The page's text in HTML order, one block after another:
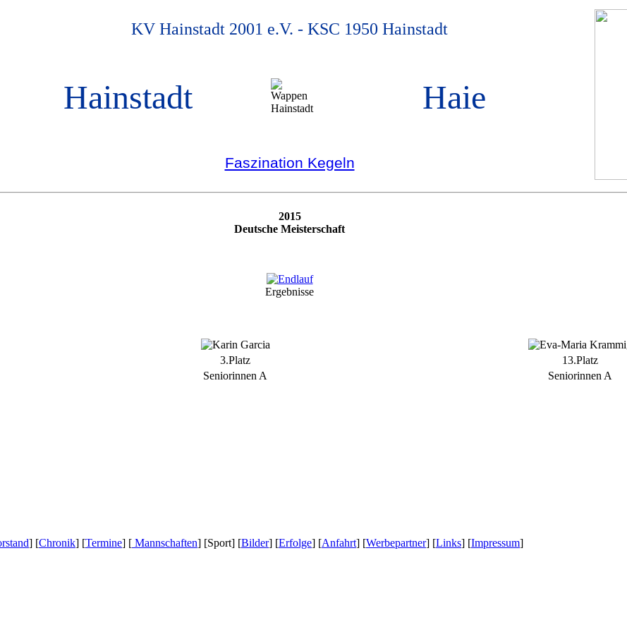
KV Hainstadt 2001 e.V. - KSC 1950 Hainstadt
Hainstadt Haie
Faszination Kegeln
2015
Deutsche Meisterschaft
Ergebnisse
3.Platz
13.Platz
Seniorinnen A Seniorinnen A
] [Chronik] [Termine] [ Mannschaften] [Sport] [Bilder] [Erfolge] [Anfahrt] [Werbepartner] [Links] [Impressum]